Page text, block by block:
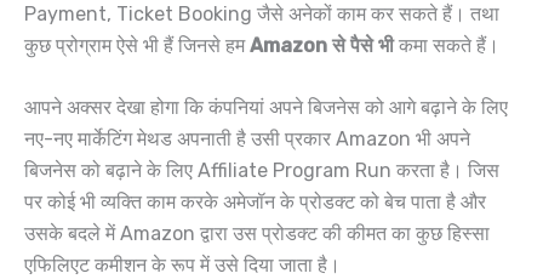
Payment, Ticket Booking जैसे अनेकों काम कर सकते हैं। तथा
कुछ प्रोग्राम ऐसे भी हैं जिनसे हमAmazon से पैसे भीकमा सकते हैं।
आपने अक्सर देखा होगा कि कंपनियां अपने बिजनेस को आगे बढ़ाने के लिए
नए-नए मार्केटिंग मेथड अपनाती है उसी प्रकार Amazon भी अपने
बिजनेस को बढ़ाने के लिए Affiliate Program Run करता है। जिस
पर कोई भी व्यक्ति काम करके अमेजॉन के प्रोडक्ट को बेच पाता है और
उसके बदले में Amazon द्वारा उस प्रोडक्ट की कीमत का कुछ हिस्सा
एफिलिएट कमीशन के रूप में उसे दिया जाता है।